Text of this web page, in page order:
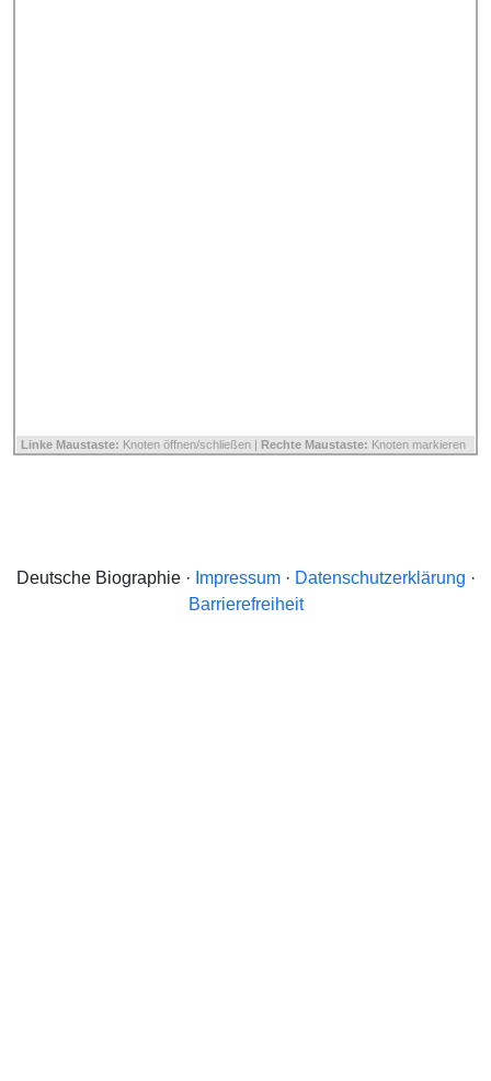
Linke Maustaste: Knoten öffnen/schließen | Rechte Maustaste: Knoten markieren
Deutsche Biographie · Impressum· Datenschutzerklärung ·
Barrierefreiheit